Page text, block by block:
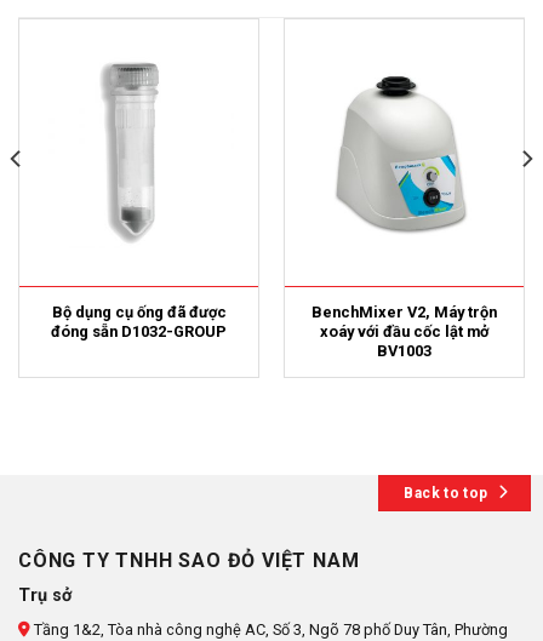
Bộ dụng cụ ống đã được
đóng sẵn D1032-GROUP
BenchMixer V2, Máy trộn
xoáy với đầu cốc lật mở
BV1003
Back to top
CÔNG TY TNHH SAO ĐỎ VIỆT NAM
Trụ sở
Tầng 1&2, Tòa nhà công nghệ AC, Số 3, Ngõ 78 phố Duy Tân, Phường